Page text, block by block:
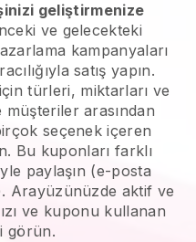
geliştirmenize
ve gelecekteki
kampanyaları
satış yapın.
türleri, miktarları ve
arasından
seçenek içeren
Bu kuponları farklı
paylaşın (e-posta
Arayüzünüzde aktif ve
ve kuponu kullanan
görün.